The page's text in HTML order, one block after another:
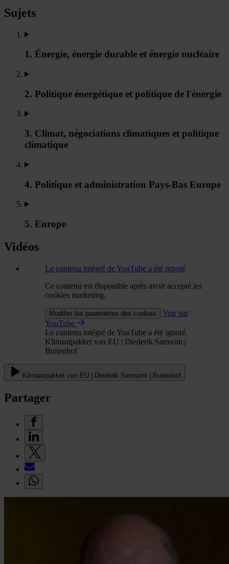
Sujets
1. Énergie, énergie durable et énergie nucléaire
2. Politique énergétique et politique de l'énergie
3. Climat, négociations climatiques et politique
climatique
4. Politique et administration Pays-Bas Europe
5. Europe
Vidéos
Le contenu intégré de YouTube a été ignoré
Ce contenu est disponible après avoir accepté les
cookies marketing.
Modifier les paramètres des cookies
Voir sur
YouTube
Le contenu intégré de YouTube a été ignoré.
Klimaatpakket van EU | Diederik Samsom |
Buitenhof
Klimaatpakket van EU | Diederik Samsom | Buitenhof
Partager